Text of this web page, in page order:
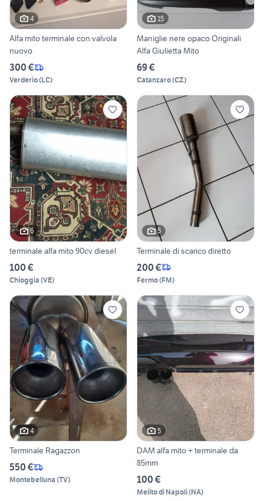
4
Alfa mito terminale con valvola
nuovo
300 €
Verderio(LC)
15
Maniglie nere opaco Originali
Alfa Giulietta Mito
69 €
Catanzaro(CZ)
6
terminale alfa mito 90cv diesel
100 €
Chioggia (VE)
5
Terminale di scarico diretto
200 €
Fermo(FM)
4
Terminale Ragazzon
550 €
Montebelluna (TV)
5
DAM alfa mito + terminale da
85mm
100 €
Melito di Napoli(NA)